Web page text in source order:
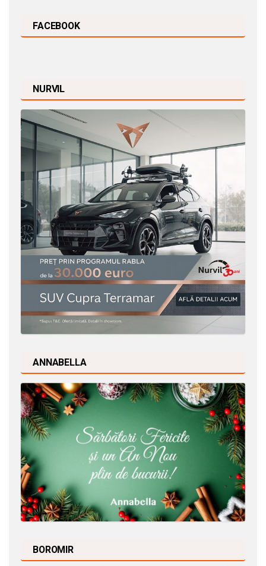
FACEBOOK
NURVIL
ANNABELLA
BOROMIR